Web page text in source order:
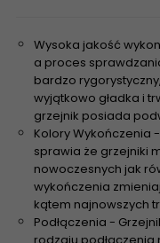
Wysoka jakość
a proces
bardzo
wyjątkowo gładka i
grzejnik posiada
Kolory Wykończenia
sprawia że grzejniki
nowoczesnych jak
wykończenia
kątem najnowszych
Podłączenia -